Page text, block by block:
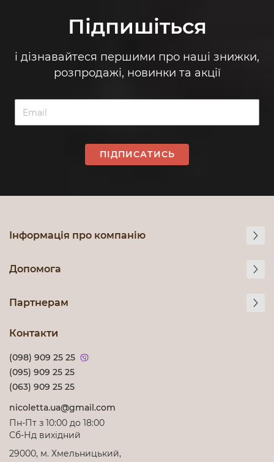
Підпишіться
і дізнавайтеся першими про наші знижки,
розпродажі, новинки та акції
ПІДПИСАТИСЬ
Інформація про компанію
Допомога
Партнерам
Контакти
(098) 909 25 25
(095) 909 25 25
(063) 909 25 25
nicoletta.ua@gmail.com
Пн-Пт з 10:00 до 18:00
Cб-Нд вихідний
29000, м. Хмельницький,